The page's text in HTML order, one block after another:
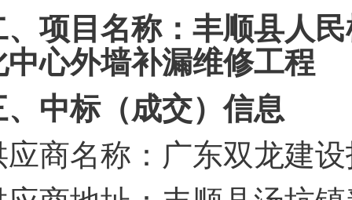
、项目名称：丰顺县人
中心外墙补漏维修工程
、中标（成交）信息
应商名称：广东双龙建